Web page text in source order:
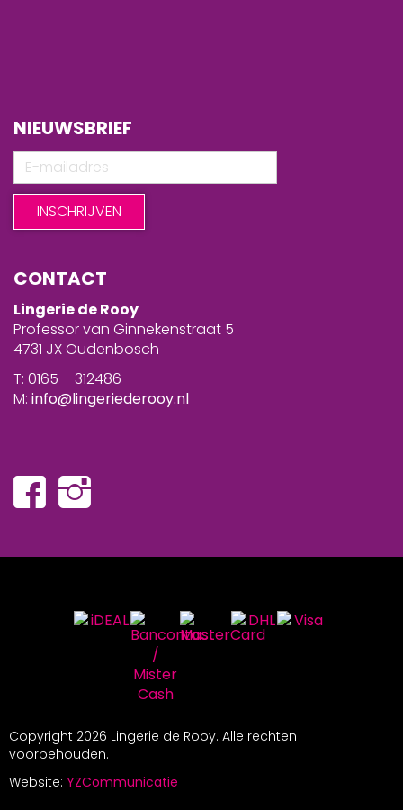
NIEUWSBRIEF
CONTACT
Lingerie de Rooy
Professor van Ginnekenstraat 5
4731 JX Oudenbosch
T: 0165 – 312486
M: info@lingeriederooy.nl
Copyright 2026 Lingerie de Rooy. Alle rechten
voorbehouden.
Website: YZCommunicatie